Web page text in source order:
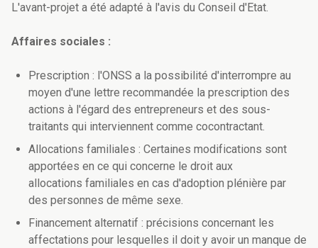
L'avant-projet a été adapté à l'avis du Conseil d'Etat.
Affaires sociales :
Prescription : l'ONSS a la possibilité d'interrompre au
moyen d'une lettre recommandée la prescription des
actions à l'égard des entrepreneurs et des sous-
traitants qui interviennent comme cocontractant.
Allocations familiales : Certaines modifications sont
apportées en ce qui concerne le droit aux
allocations familiales en cas d'adoption plénière par
des personnes de même sexe.
Financement alternatif : précisions concernant les
affectations pour lesquelles il doit y avoir un manque de